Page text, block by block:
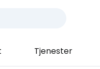
Tjenester